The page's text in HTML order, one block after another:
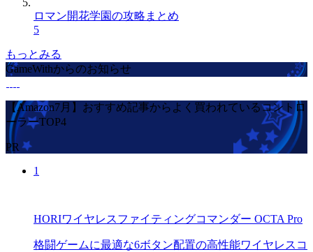
ロマン開花学園の攻略まとめ
5
もっとみる
GameWithからのお知らせ
【Amazon7月】おすすめ記事からよく買われているコントロ
ーラーTOP4
PR
1
HORIワイヤレスファイティングコマンダー OCTA Pro
格闘ゲームに最適な6ボタン配置の高性能ワイヤレスコ